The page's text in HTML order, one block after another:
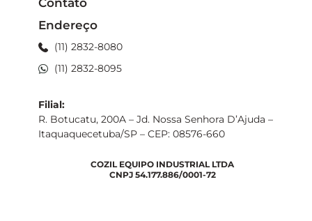
Contato
Endereço
(11) 2832-8080
(11) 2832-8095
Filial:
R. Botucatu, 200A – Jd. Nossa Senhora D’Ajuda –
Itaquaquecetuba/SP – CEP: 08576-660
COZIL EQUIPO INDUSTRIAL LTDA
CNPJ 54.177.886/0001-72